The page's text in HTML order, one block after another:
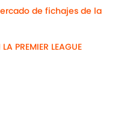
de fichajes de la
PREMIER LEAGUE